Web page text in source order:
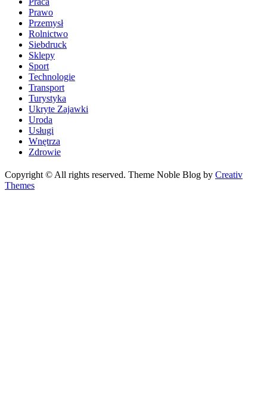
Prawo
Przemysł
Rolnictwo
Siebdruck
Sklepy
Sport
Technologie
Transport
Turystyka
Ukryte Zajawki
Uroda
Usługi
Wnętrza
Zdrowie
Copyright © All rights reserved. Theme Noble Blog by Creativ
Themes